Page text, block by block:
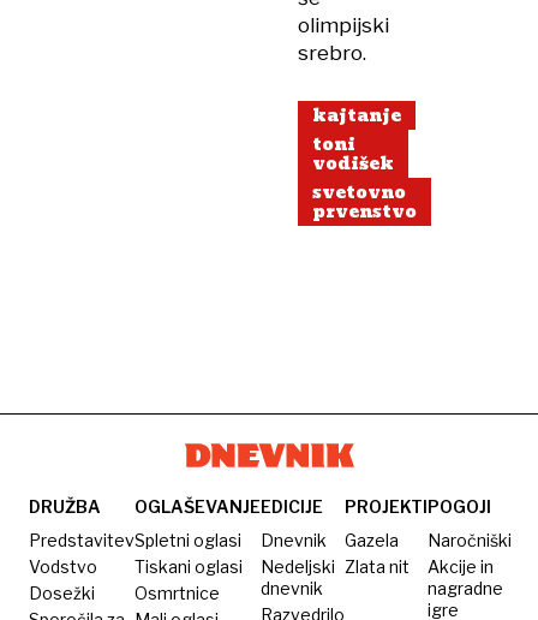
olimpijski
srebro.
kajtanje
toni
vodišek
svetovno
prvenstvo
DRUŽBA
Predstavitev
Vodstvo
Dosežki
OGLAŠEVANJE
Spletni oglasi
Tiskani oglasi
Osmrtnice
EDICIJE
Dnevnik
Nedeljski
dnevnik
Razvedrilo
PROJEKTI
Gazela
Zlata nit
POGOJI
Naročniški
Akcije in
nagradne
igre